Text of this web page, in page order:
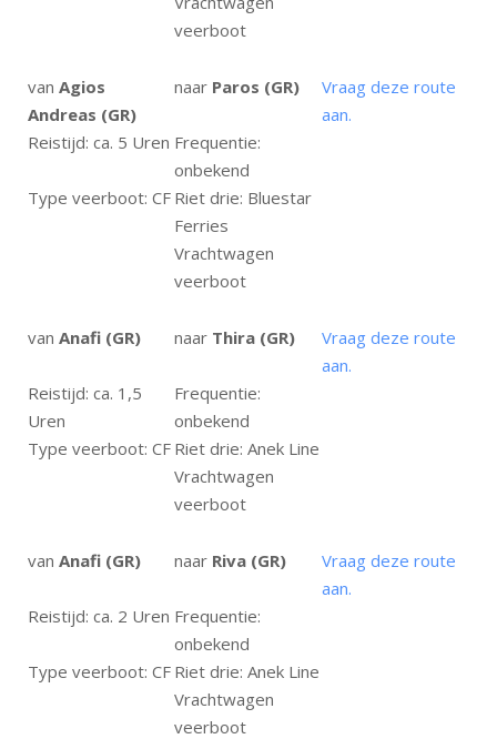
veerboot
van Agios
Andreas (GR)
naar Paros (GR)
Vraag deze route
aan.
Reistijd: ca. 5 Uren Frequentie:
onbekend
Type veerboot: CF Riet drie: Bluestar
Ferries
Vrachtwagen
veerboot
van Anafi (GR) naar Thira (GR)
Vraag deze route
aan.
Reistijd: ca. 1,5
Uren
Frequentie:
onbekend
Type veerboot: CF Riet drie: Anek Line
Vrachtwagen
veerboot
van Anafi (GR) naar Riva (GR)
Vraag deze route
aan.
Reistijd: ca. 2 Uren Frequentie:
onbekend
Type veerboot: CF Riet drie: Anek Line
Vrachtwagen
veerboot